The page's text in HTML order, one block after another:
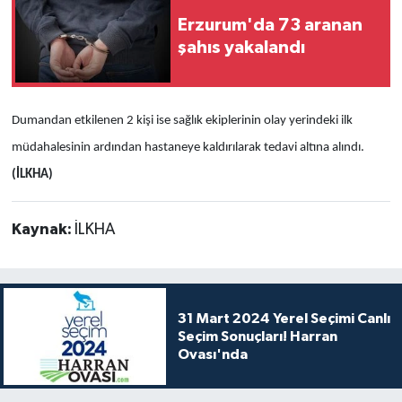
Erzurum'da 73 aranan
şahıs yakalandı
Dumandan etkilenen 2 kişi ise sağlık ekiplerinin olay yerindeki ilk
müdahalesinin ardından hastaneye kaldırılarak tedavi altına alındı.
(İLKHA)
Kaynak: İLKHA
31 Mart 2024 Yerel Seçimi Canlı
Seçim Sonuçları! Harran
Ovası'nda